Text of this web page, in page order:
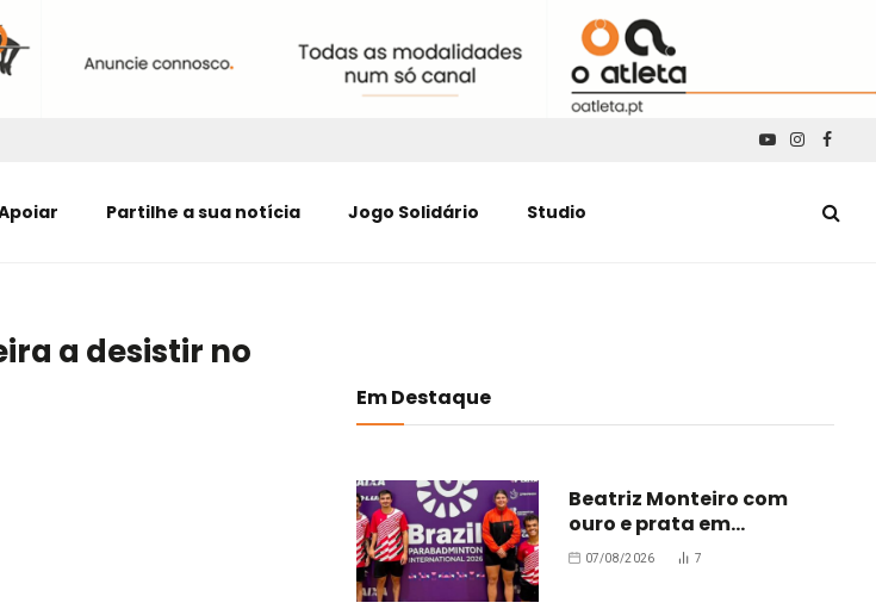
YouTube
Partilhe a sua notícia Jogo Solidário Studio
a desistir no
Em Destaque
Beatriz Monteiro com
ouro e prata em
ParaBadminton no Brasil
07/08/2026 7